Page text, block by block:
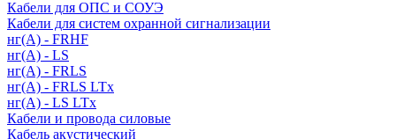
Кабели для ОПС и СОУЭ
Кабели для систем охранной сигнализации
нг(A) - FRHF
нг(A) - LS
нг(А) - FRLS
нг(А) - FRLS LTx
нг(А) - LS LTx
Кабели и провода силовые
Кабель акустический